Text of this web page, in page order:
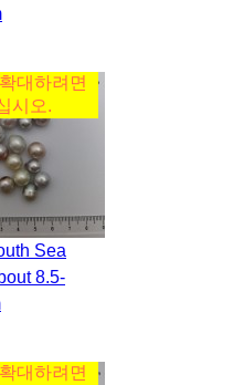
대하려면
시오.
8.5-
대하려면